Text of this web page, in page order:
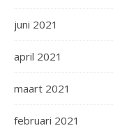
juni 2021
april 2021
maart 2021
februari 2021